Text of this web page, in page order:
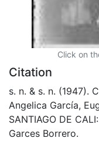
Click on
Citation
s. n. & s. n. (1947).
Angelica García,
SANTIAGO DE
Garces Borrero.